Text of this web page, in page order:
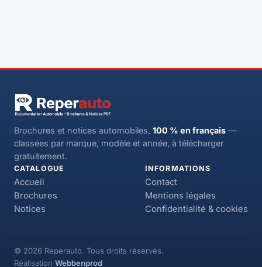
Brochures et notices automobiles, 100 % en français —
classées par marque, modèle et année, à télécharger
gratuitement.
CATALOGUE
Accueil
Brochures
Notices
INFORMATIONS
Contact
Mentions légales
Confidentialité & cookies
© 2026 Reperauto. Tous droits réservés.
Réalisation Webbenprod